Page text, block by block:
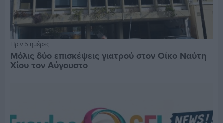
Πριν 5 ημέρες
Μόλις δύο επισκέψεις γιατρού στον Οίκο Ναύτη
Χίου τον Αύγουστο